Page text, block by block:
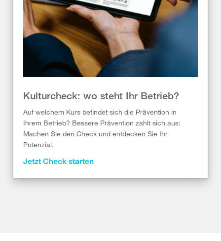
Kulturcheck: wo steht Ihr Betrieb?
Auf welchem Kurs befindet sich die Prävention in
Ihrem Betrieb? Bessere Prävention zahlt sich aus:
Machen Sie den Check und entdecken Sie Ihr
Potenzial.
Jetzt Check starten